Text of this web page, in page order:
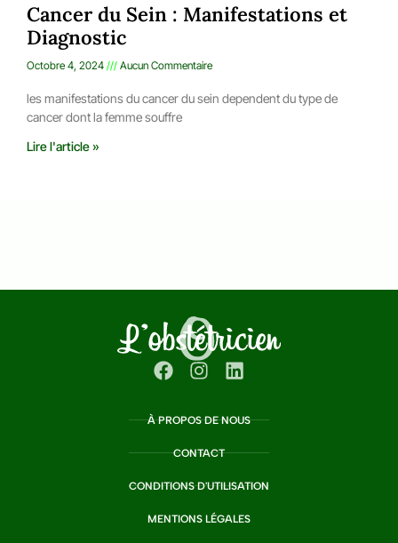
Cancer du Sein : Manifestations et
Diagnostic
Octobre 4, 2024 Aucun Commentaire
les manifestations du cancer du sein dependent du type de
cancer dont la femme souffre
Lire l'article »
À PROPOS DE NOUS
CONTACT
CONDITIONS D'UTILISATION
MENTIONS LÉGALES